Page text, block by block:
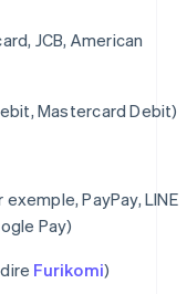
JCB, American
Mastercard Debit)
exemple, PayPay, LINE
Pay)
Furikomi)